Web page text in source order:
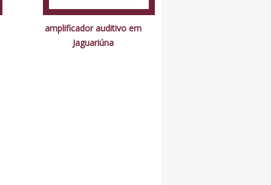
amplificador auditivo em
Jaguariúna